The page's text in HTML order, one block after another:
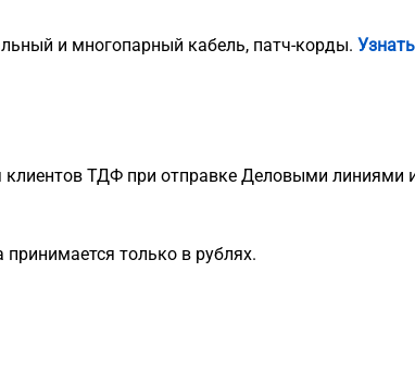
и многопарный кабель, патч-корды.
ТДФ при отправке Деловыми линиями
только в рублях.